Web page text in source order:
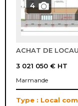
4
ACHAT DE
3 021 050 € HT
Marmande
Type : Local